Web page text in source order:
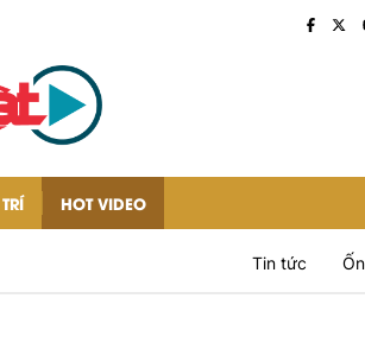
HOT VIDEO
Tin tức